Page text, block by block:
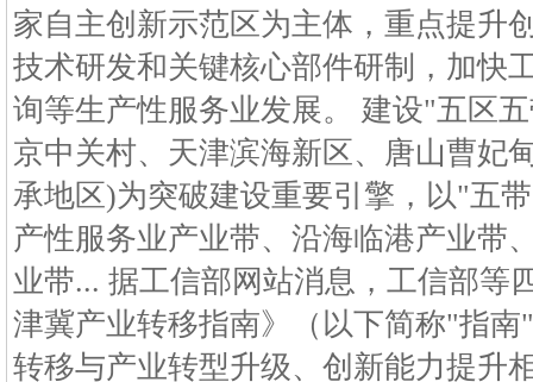
家自主创新示范区为主体，重点提升
技术研发和关键核心部件研制，加快
询等生产性服务业发展。 建设"五区
京中关村、天津滨海新区、唐山曹妃
承地区)为突破建设重要引擎，以"五
产性服务业产业带、沿海临港产业带
业带... 据工信部网站消息，工信部等
津冀产业转移指南》（以下简称"指
转移与产业转型升级、创新能力提升